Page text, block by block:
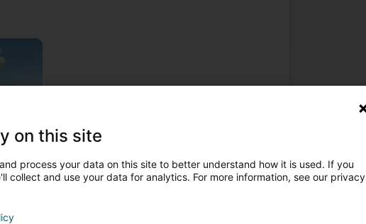
Bureau de poste
3,2 km
24 Hellange
(Helleng)
6
on this site
process your data on this site to better understand how it is used. If you
collect and use your data for analytics. For more information, see our privacy